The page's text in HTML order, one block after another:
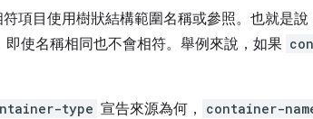
項目使用樹狀結構範圍名稱或參照。也就是說
使名稱相同也不會相符。舉例來說，如果
type 宣告來源為何， container-